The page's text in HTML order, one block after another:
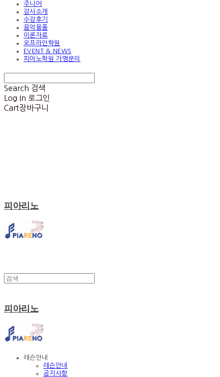
주니어
강사소개
수강후기
음악용품
이론자료
오프라인학원
EVENT & NEWS
피아노학원 가맹문의
Search 검색
Log In 로그인
Cart장바구니
피아리노
피아리노
레슨안내
레슨안내
공지사항